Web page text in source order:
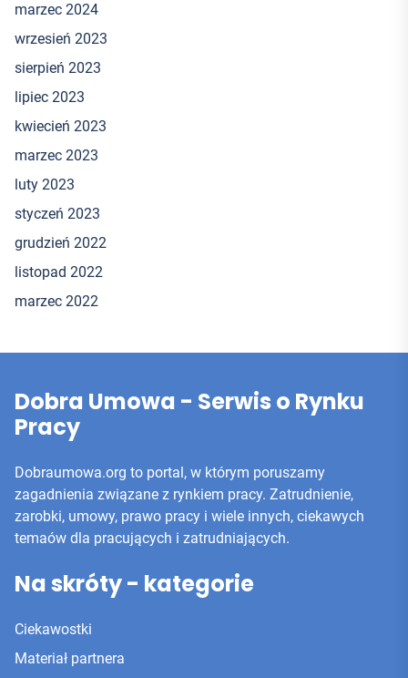
marzec 2024
wrzesień 2023
sierpień 2023
lipiec 2023
kwiecień 2023
marzec 2023
luty 2023
styczeń 2023
grudzień 2022
listopad 2022
marzec 2022
Dobra Umowa - Serwis o Rynku
Pracy
Dobraumowa.org to portal, w którym poruszamy
zagadnienia związane z rynkiem pracy. Zatrudnienie,
zarobki, umowy, prawo pracy i wiele innych, ciekawych
temaów dla pracujących i zatrudniających.
Na skróty - kategorie
Ciekawostki
Materiał partnera